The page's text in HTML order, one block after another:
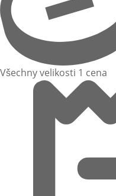
Všechny velikosti 1 cena